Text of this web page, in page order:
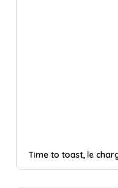
Time to toast, le